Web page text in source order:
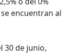
encuentran al
30 de junio,